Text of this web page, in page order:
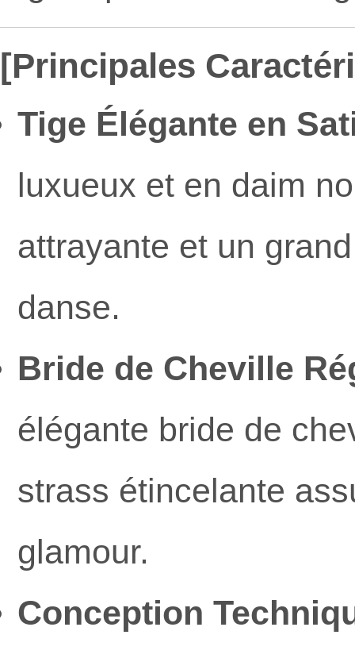
[Principales
Tige Élégante en
luxueux et en daim
attrayante et un
danse.
Bride de Cheville
élégante bride de
strass étincelante
glamour.
Conception